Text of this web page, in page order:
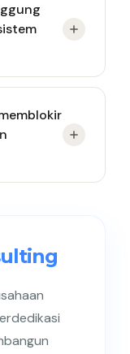
ada.
dasbor